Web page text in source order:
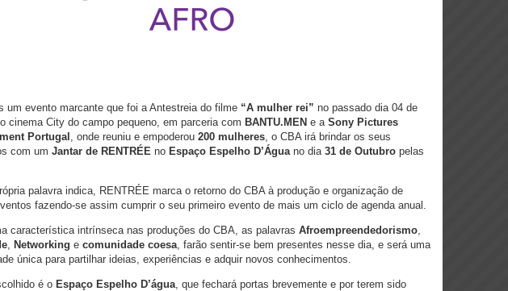
um evento marcante que foi a Antestreia do filme “A mulher rei” no passado dia 04 de
cinema City do campo pequeno, em parceria com BANTU.MEN e a Sony Pictures
Portugal , onde reuniu e empoderou 200 mulheres, o CBA irá brindar os seus
com um Jantar de RENTRÉE no Espaço Espelho D’Águano dia 31 de Outubro pelas
palavra indica, RENTRÉE marca o retorno do CBA à produção e organização de
fazendo-se assim cumprir o seu primeiro evento de mais um ciclo de agenda anual.
característica intrínseca nas produções do CBA, as palavras Afroempreendedorismo,
, Networking e comunidade coesa, farão sentir-se bem presentes nesse dia, e será uma
única para partilhar ideias, experiências e adquir novos conhecimentos.
é o Espaço Espelho D’água, que fechará portas brevemente e por terem sido